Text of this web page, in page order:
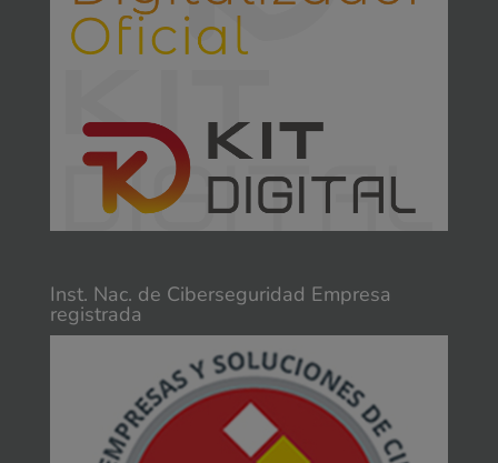
Inst. Nac. de Ciberseguridad Empresa
registrada